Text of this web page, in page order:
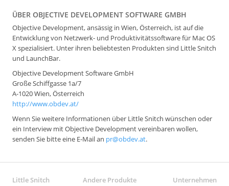
ÜBER OBJECTIVE DEVELOPMENT SOFTWARE GMBH
Objective Development, ansässig in Wien, Österreich, ist auf die
Entwicklung von Netzwerk- und Produktivitätssoftware für Mac OS
X spezialisiert. Unter ihren beliebtesten Produkten sind Little Snitch
und LaunchBar.
Objective Development Software GmbH
Große Schiffgasse 1a/7
A-1020 Wien, Österreich
http://www.obdev.at/
Wenn Sie weitere Informationen über Little Snitch wünschen oder
ein Interview mit Objective Development vereinbaren wollen,
senden Sie bitte eine E-Mail an pr@obdev.at.
Little Snitch
Andere Produkte
Unternehmen